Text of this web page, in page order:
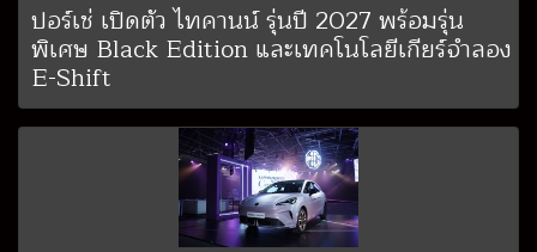
ปอร์เช่ เปิดตัว ไทคานน์ รุ่นปี 2027 พร้อมรุ่น
พิเศษ Black Edition และเทคโนโลยีเกียร์จำลอง
E-Shift